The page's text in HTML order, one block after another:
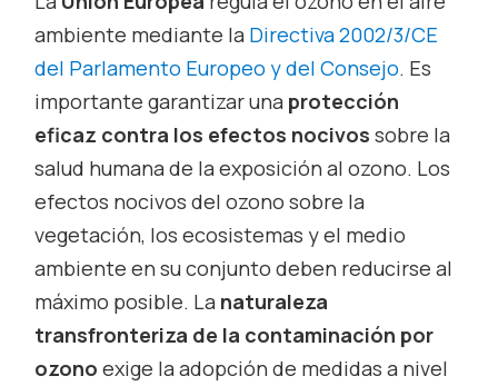
ambiente mediante la Directiva 2002/3/CE
del Parlamento Europeo y del Consejo. Es
importante garantizar una protección
eficaz contra los efectos nocivossobre la
salud humana de la exposición al ozono. Los
efectos nocivos del ozono sobre la
vegetación, los ecosistemas y el medio
ambiente en su conjunto deben reducirse al
máximo posible. La naturaleza
transfronteriza de la contaminación por
ozono exige la adopción de medidas a nivel